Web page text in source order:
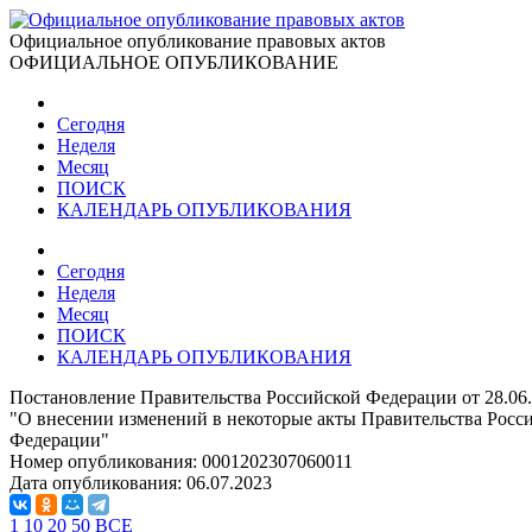
Официальное опубликование правовых актов
ОФИЦИАЛЬНОЕ ОПУБЛИКОВАНИЕ
Сегодня
Неделя
Месяц
ПОИСК
КАЛЕНДАРЬ ОПУБЛИКОВАНИЯ
Сегодня
Неделя
Месяц
ПОИСК
КАЛЕНДАРЬ ОПУБЛИКОВАНИЯ
Постановление Правительства Российской Федерации от
"О внесении изменений в некоторые акты Правительства
Федерации"
Номер опубликования: 0001202307060011
Дата опубликования: 06.07.2023
1 10 20 50 ВСЕ